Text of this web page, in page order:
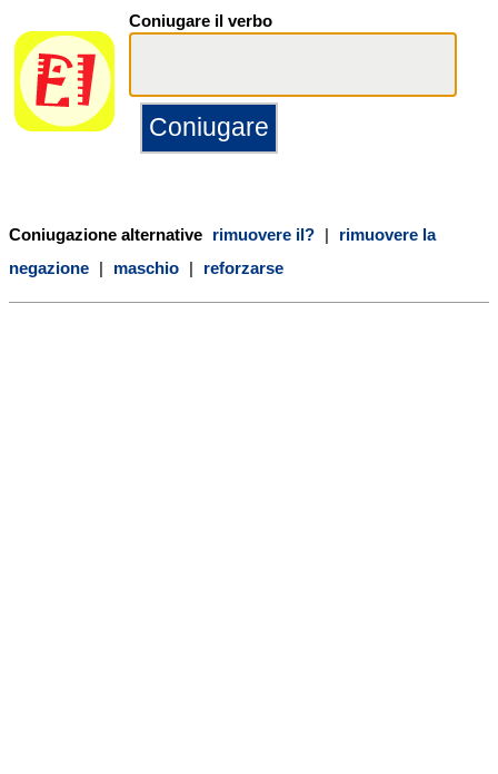
Coniugare il verbo
Coniugazione alternative rimuovere il? |
rimuovere la
negazione | maschio | reforzarse